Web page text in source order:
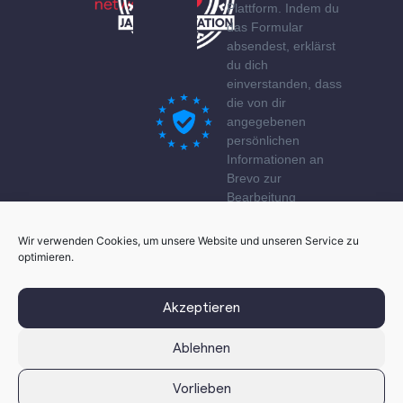
Wir verwenden Cookies, um unsere Website und unseren Service zu
optimieren.
Akzeptieren
Ablehnen
Vorlieben
Plattform. Indem du
das Formular
absendest, erklärst
du dich
einverstanden, dass
die von dir
angegebenen
persönlichen
Informationen an
Brevo zur
Bearbeitung
gemäß den
© 2026 innovation service network